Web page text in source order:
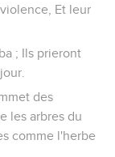
Et leur
; Ils prieront
des
les arbres du
comme l'herbe